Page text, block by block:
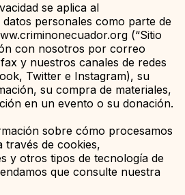
se aplica al
personales como parte de
(“Sitio
con nosotros por correo
y nuestros canales de redes
Twitter e Instagram), su
su compra de materiales,
en un evento o su donación.
sobre cómo procesamos
través de cookies,
y otros tipos de tecnología de
que consulte nuestra